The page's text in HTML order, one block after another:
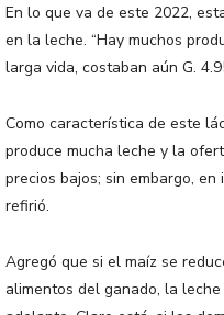
En lo que va de este 2022,
en la leche. “Hay muchos
larga vida, costaban aún G.
Como característica de este
produce mucha leche y la
precios bajos; sin embargo, en
refirió.
Agregó que si el maíz se
alimentos del ganado, la